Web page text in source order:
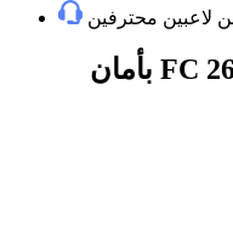
لاعبين محترفين